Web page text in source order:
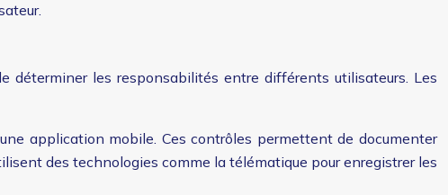
déterminer les responsabilités entre différents utilisateurs. Les
application mobile. Ces contrôles permettent de documenter
des technologies comme la télématique pour enregistrer les